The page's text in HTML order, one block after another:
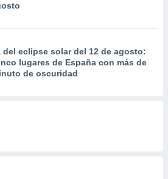
del eclipse solar del 12 de agosto:
lugares de España con más de
de oscuridad